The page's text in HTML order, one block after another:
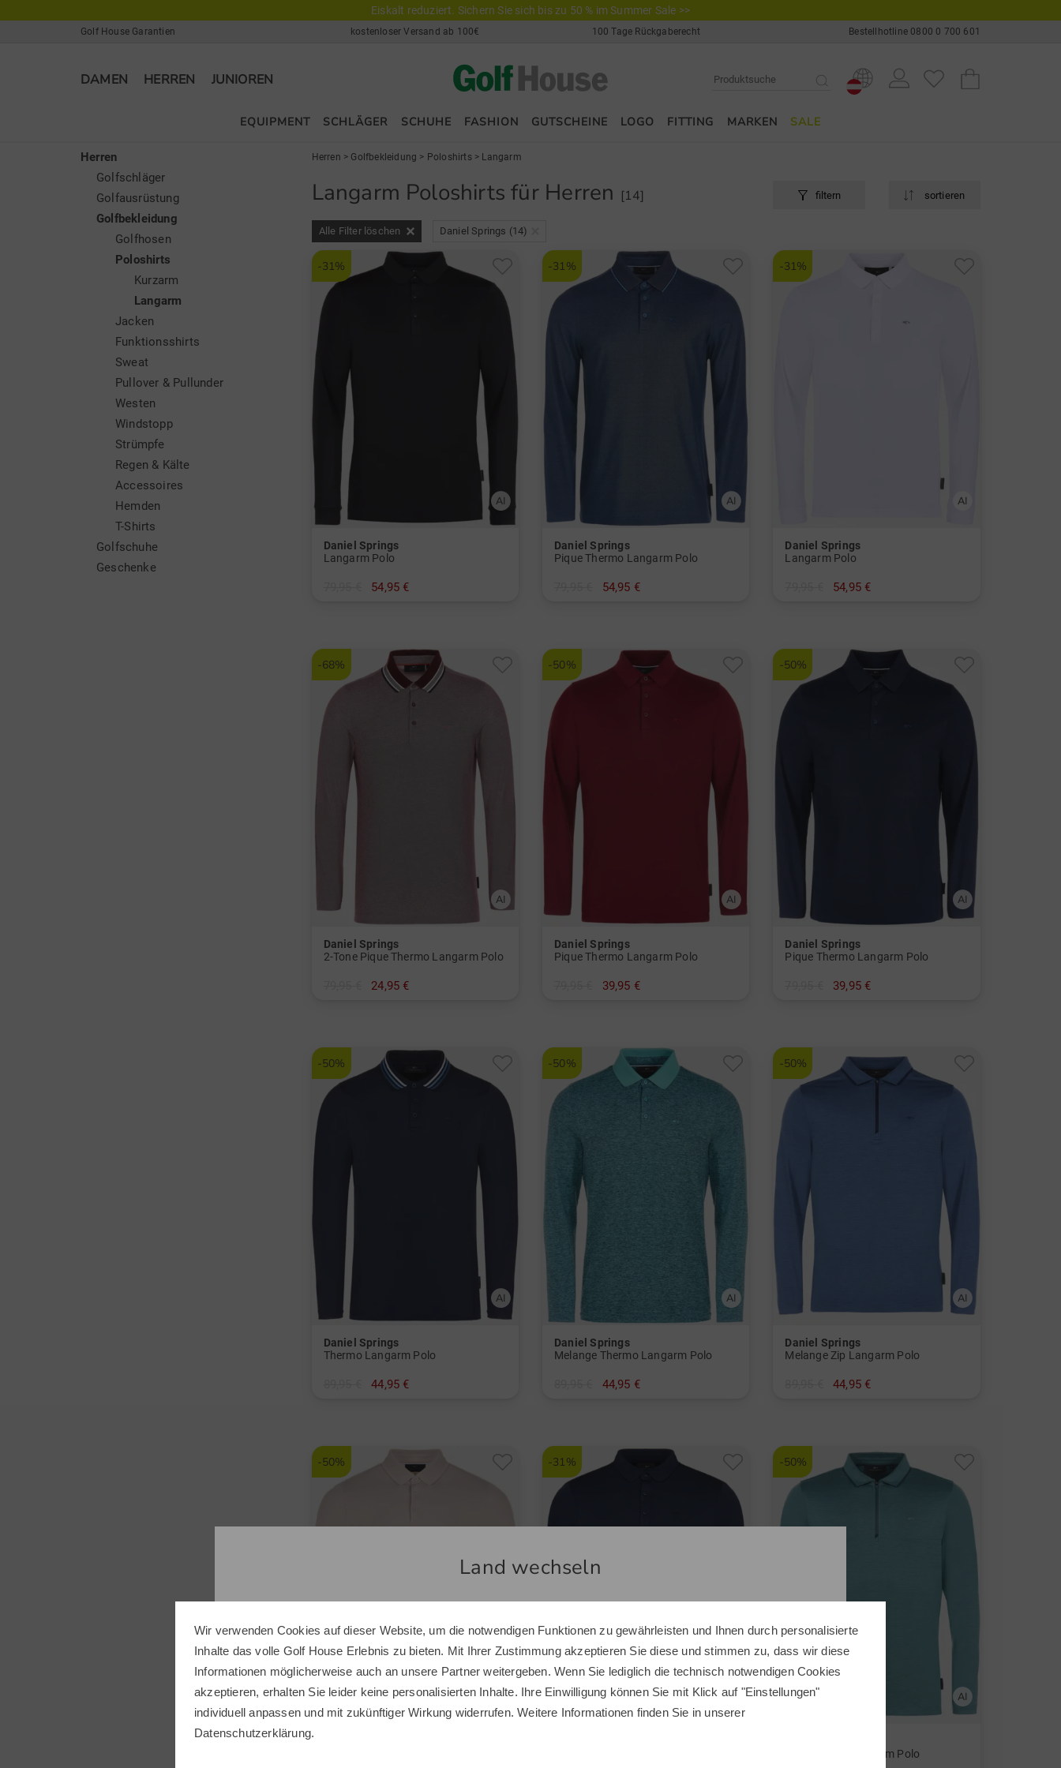
Eiskalt reduziert. Sichern Sie sich bis zu 50 % im Summer Sale >>
Golf House Garantien kostenloser Versand ab 100€ 100 Tage Rückgaberecht Bestellhotline 0800 0 700 601
DAMEN HERREN JUNIOREN
EQUIPMENT SCHLÄGER SCHUHE FASHION GUTSCHEINE LOGO FITTING MARKEN SALE
Herren
Golfschläger
Golfausrüstung
Golfbekleidung
Golfhosen
Poloshirts
Kurzarm
Langarm
Jacken
Funktionsshirts
Sweat
Pullover & Pullunder
Westen
Windstopp
Strümpfe
Regen & Kälte
Accessoires
Hemden
T-Shirts
Golfschuhe
Geschenke
Herren > Golfbekleidung > Poloshirts> Langarm
Langarm Poloshirts für Herren [14] filtern sortieren
Alle Filter löschen Daniel Springs (14)
-31%
Daniel Springs
Langarm Polo
54,95 €
-31%
Daniel Springs
Pique Thermo Langarm Polo
54,95 €
-31%
Daniel Springs
Langarm Polo
54,95 €
-68%
Daniel Springs
2-Tone Pique Thermo Langarm Polo
24,95 €
-50%
Daniel Springs
Pique Thermo Langarm Polo
39,95 €
-50%
Daniel Springs
Pique Thermo Langarm Polo
39,95 €
-50%
Daniel Springs
Thermo Langarm Polo
44,95 €
-50%
Daniel Springs
Melange Thermo Langarm Polo
44,95 €
-50%
Daniel Springs
Melange Zip Langarm Polo
44,95 €
-50% -31% -50%
Melange Zip Langarm Polo
Land wechseln
Sie scheinen sich in einem anderen Land zu befinden.
Möchten Sie den Golf House Shop wechseln?
Wir verwenden Cookies auf dieser Website, um die notwendigen Funktionen zu gewährleisten und Ihnen durch personalisierte
Inhalte das volle Golf House Erlebnis zu bieten. Mit Ihrer Zustimmung akzeptieren Sie diese und stimmen zu, dass wir diese
Informationen möglicherweise auch an unsere Partner weitergeben. Wenn Sie lediglich die technisch notwendigen Cookies
akzeptieren, erhalten Sie leider keine personalisierten Inhalte. Ihre Einwilligung können Sie mit Klick auf "Einstellungen"
individuell anpassen und mit zukünftiger Wirkung widerrufen. Weitere Informationen finden Sie in unserer
Datenschutzerklärung.